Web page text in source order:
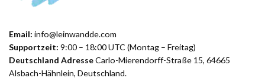
Email: info@leinwandde.com
Supportzeit: 9:00 – 18:00 UTC (Montag – Freitag)
Deutschland AdresseCarlo-Mierendorff-Straße 15, 64665
Alsbach-Hähnlein, Deutschland.